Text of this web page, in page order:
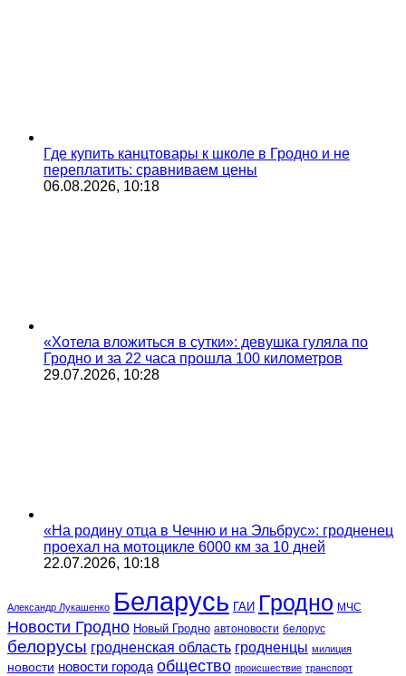
Где купить канцтовары к школе в Гродно и не
переплатить: сравниваем цены
06.08.2026, 10:18
«Хотела вложиться в сутки»: девушка гуляла по
Гродно и за 22 часа прошла 100 километров
29.07.2026, 10:28
«На родину отца в Чечню и на Эльбрус»: гродненец
проехал на мотоцикле 6000 км за 10 дней
22.07.2026, 10:18
Александр Лукашенко Беларусь ГАИ Гродно МЧС
Новости Гродно Новый Гродно автоновости белорус
белорусы гродненская область гродненцы милиция
новости новости города общество происшествие транспорт